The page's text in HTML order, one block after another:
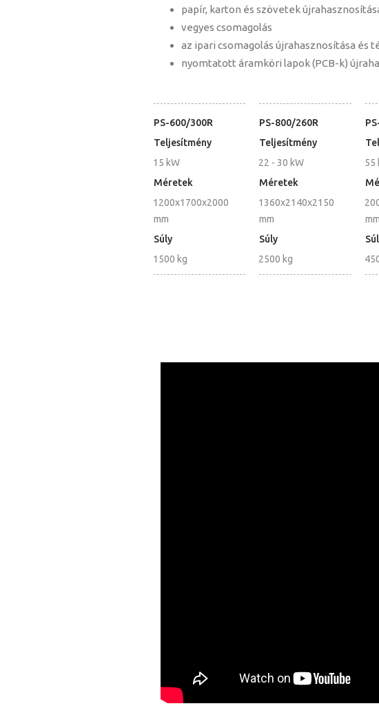
papír, karton és szövetek
vegyes csomagolás
az ipari csomagolás újrahasznosítása és
nyomtatott áramköri lapok (PCB-k)
PS-600/300R
Teljesítmény
15 kW
Méretek
1200x1700x2000
mm
Súly
1500 kg
PS-800/260R
Teljesítmény
22 - 30 kW
Méretek
1360x2140x2150
mm
Súly
2500 kg
55
mm